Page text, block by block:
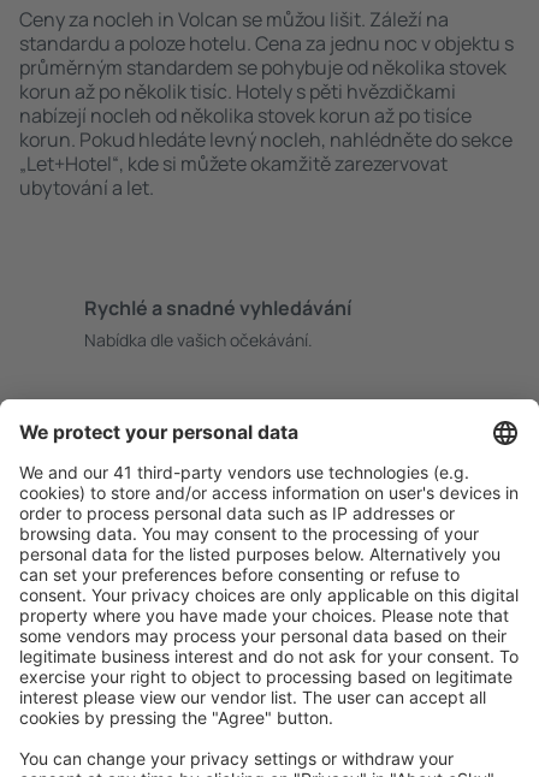
Ceny za nocleh in Volcan se můžou lišit. Záleží na
standardu a poloze hotelu. Cena za jednu noc v objektu s
průměrným standardem se pohybuje od několika stovek
korun až po několik tisíc. Hotely s pěti hvězdičkami
nabízejí nocleh od několika stovek korun až po tisíce
korun. Pokud hledáte levný nocleh, nahlédněte do sekce
„Let+Hotel“, kde si můžete okamžitě zarezervovat
ubytování a let.
Rychlé a snadné vyhledávání
Nabídka dle vašich očekávání.
Bezproblémová rezervace s možností bezplatného
zrušení.
S námi ušetříte
Atraktivní ceny a speciální nabídky pro přihlášené
uživatele.
Ubytování dle vašeho gusta
Vyberte si z více než 1.3 milionu zařízení: hotelů,
apartmánů, chat a dalších.